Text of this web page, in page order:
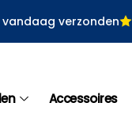
vandaag verzonden
Accessoires